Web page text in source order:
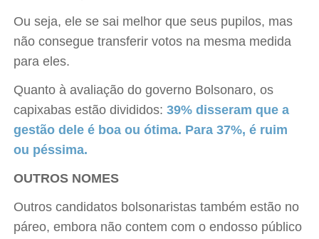
Ou seja, ele se sai melhor que seus pupilos, mas
não consegue transferir votos na mesma medida
para eles.
Quanto à avaliação do governo Bolsonaro, os
capixabas estão divididos:39% disseram que a
gestão dele é boa ou ótima. Para 37%, é ruim
ou péssima.
OUTROS NOMES
Outros candidatos bolsonaristas também estão no
páreo, embora não contem com o endosso público